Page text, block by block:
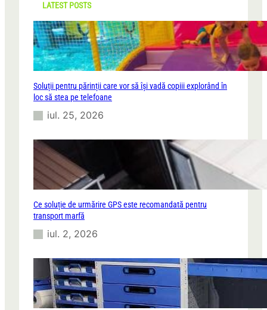
LATEST POSTS
Soluții pentru părinții care vor să își vadă copiii explorând în
loc să stea pe telefoane
iul. 25, 2026
Ce soluție de urmărire GPS este recomandată pentru
transport marfă
iul. 2, 2026